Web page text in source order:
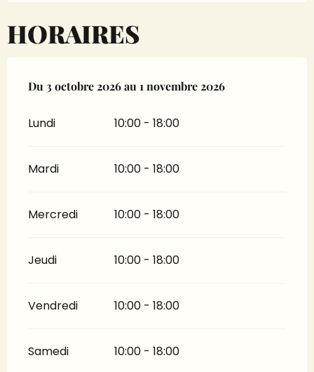
HORAIRES
Du 3 octobre 2026au 1 novembre 2026
Du 3 octobre 2026au 1 novembre 2026
Lundi 10:00 - 18:00
Mardi 10:00 - 18:00
Mercredi 10:00 - 18:00
Jeudi 10:00 - 18:00
Vendredi 10:00 - 18:00
Samedi 10:00 - 18:00